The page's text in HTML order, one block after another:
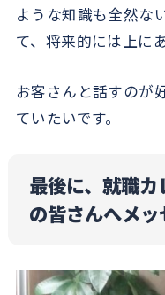
ような知識も全然な
て、将来的には上に
お客さんと話すのが
ていたいです。
最後に、就職
の皆さんへメッ